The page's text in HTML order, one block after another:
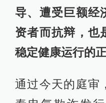
导、遭受巨额经
资者而抗辩，也
稳定健康运行的
通过今天的庭审